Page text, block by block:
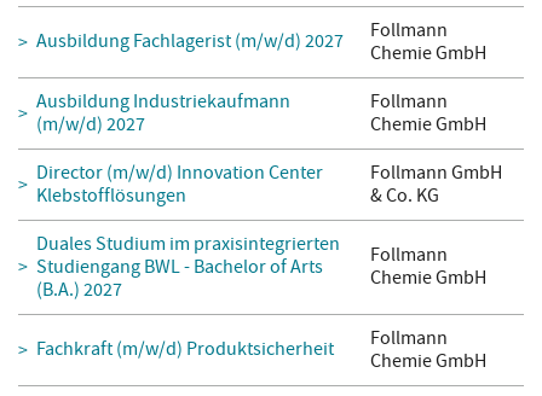
Ausbildung Fachlagerist (m/w/d) 2027
Follmann
Chemie GmbH
Ausbildung Industriekaufmann
(m/w/d) 2027
Follmann
Chemie GmbH
Director (m/w/d) Innovation Center
Klebstofflösungen
Follmann GmbH
& Co. KG
Duales Studium im praxisintegrierten
Studiengang BWL - Bachelor of Arts
(B.A.) 2027
Follmann
Chemie GmbH
Fachkraft (m/w/d) Produktsicherheit
Follmann
Chemie GmbH